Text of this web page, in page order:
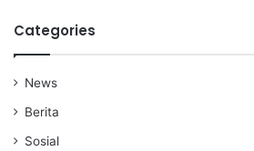
Categories
News
Berita
Sosial